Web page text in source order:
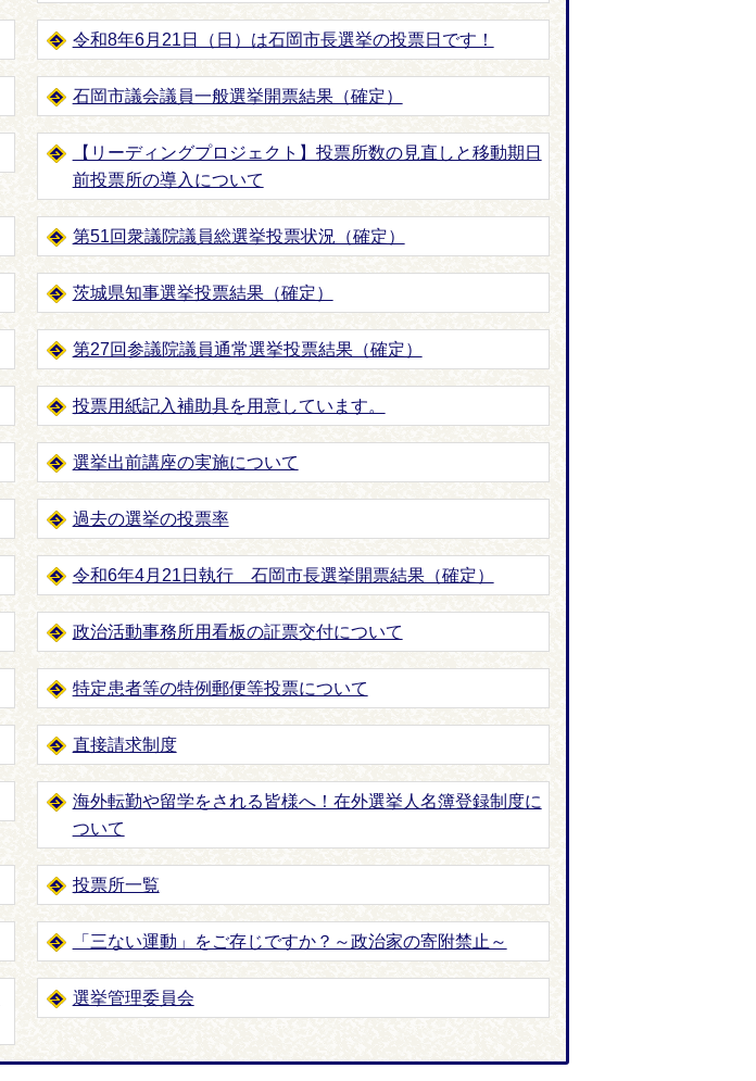
令和8年6月21日（日）は石岡市長選挙の投票日です！
石岡市議会議員一般選挙開票結果（確定）
【リーディングプロジェクト】投票所数の見直しと移動期日
前投票所の導入について
第51回衆議院議員総選挙投票状況（確定）
茨城県知事選挙投票結果（確定）
第27回参議院議員通常選挙投票結果（確定）
投票用紙記入補助具を用意しています。
選挙出前講座の実施について
過去の選挙の投票率
令和6年4月21日執行 石岡市長選挙開票結果（確定）
政治活動事務所用看板の証票交付について
特定患者等の特例郵便等投票について
直接請求制度
海外転勤や留学をされる皆様へ！在外選挙人名簿登録制度に
ついて
投票所一覧
「三ない運動」をご存じですか？～政治家の寄附禁止～
選挙管理委員会